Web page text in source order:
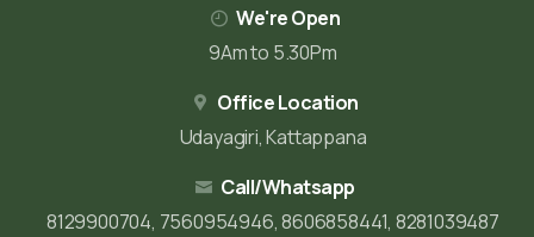
We're Open
9Am to 5.30Pm
Office Location
Udayagiri, Kattappana
Call/Whatsapp
8129900704, 7560954946, 8606858441, 8281039487